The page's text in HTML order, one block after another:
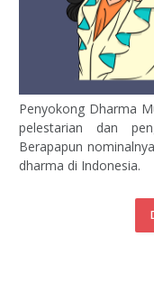
Penyokong Dharma
pelestarian dan
Berapapun
dharma di Indonesia.